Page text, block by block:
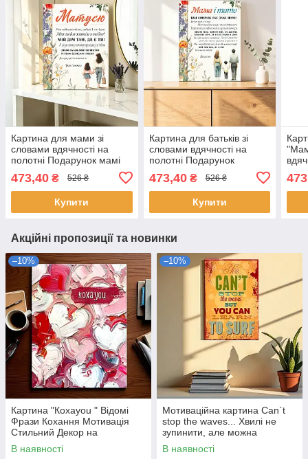
Картина для мами зі
словами вдячності на
полотні Подарунок мамі
473,40 ₴ 526 ₴
Купити
Картина для батьків зі
словами вдячності на
полотні Подарунок
473,40₴ 526 ₴
Купити
Акційні пропозиції та новинки
–10%
Картина "Кохаyou " Відомі
Фрази Кохання Мотивація
Стильний Декор на
Подарунок Друк на Холсті
30х23см
В наявності
–10%
Мотиваційна картина Can`t
stop the waves... Хвилі не
зупинити, але можна
навчитися серфінгу 60х40см
В наявності